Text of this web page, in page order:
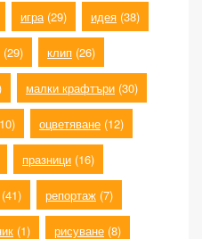
игра (29) идея (38)
(29) клип (26)
малки крафтъри (30)
оцветяване (12)
празници (16)
(41) репортаж (7)
(1) рисуване (8)